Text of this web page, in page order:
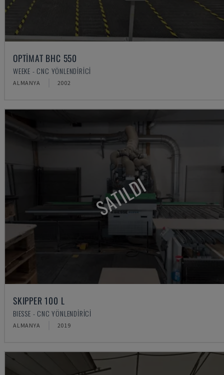
OPTIMAT BHC 550
WEEKE - CNC YÖNLENDIRICI
ALMANYA 2002
SATILDI
SKIPPER 100 L
BIESSE - CNC YÖNLENDIRICI
ALMANYA 2019